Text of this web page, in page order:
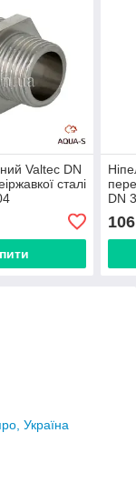
Valtec DN
сталі
DN
106
Україна